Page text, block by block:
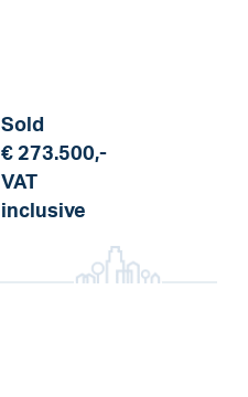
Sold
€ 273.500,-
VAT
inclusive